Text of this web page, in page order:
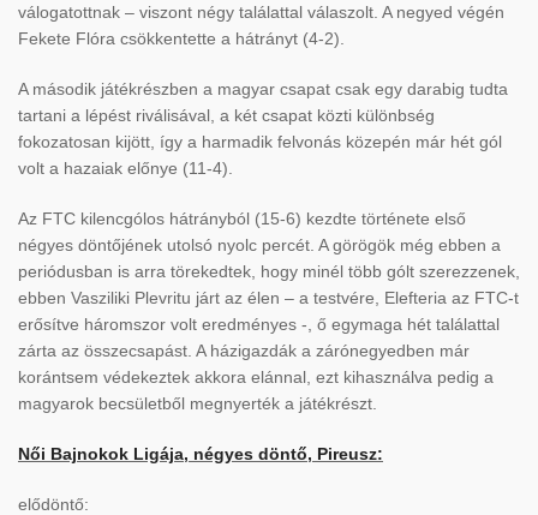
válogatottnak – viszont négy találattal válaszolt. A negyed végén
Fekete Flóra csökkentette a hátrányt (4-2).
A második játékrészben a magyar csapat csak egy darabig tudta
tartani a lépést riválisával, a két csapat közti különbség
fokozatosan kijött, így a harmadik felvonás közepén már hét gól
volt a hazaiak előnye (11-4).
Az FTC kilencgólos hátrányból (15-6) kezdte története első
négyes döntőjének utolsó nyolc percét. A görögök még ebben a
periódusban is arra törekedtek, hogy minél több gólt szerezzenek,
ebben Vasziliki Plevritu járt az élen – a testvére, Elefteria az FTC-t
erősítve háromszor volt eredményes -, ő egymaga hét találattal
zárta az összecsapást. A házigazdák a zárónegyedben már
korántsem védekeztek akkora elánnal, ezt kihasználva pedig a
magyarok becsületből megnyerték a játékrészt.
Női Bajnokok Ligája, négyes döntő, Pireusz:
elődöntő: